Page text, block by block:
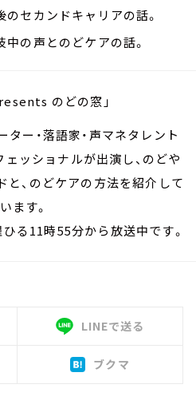
のセカンドキャリアの話。
中の声とのどケアの話。
のどの窓」
ター・落語家・声マネタレント
ェッショナルが出演し、のどや
と、のどケアの方法を紹介して
います。
る11時55分から放送中です。
LINEで送る
ブクマ